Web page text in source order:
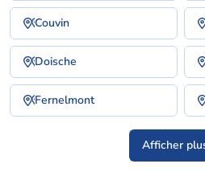
Couvin
Doische
Fernelmont
Afficher